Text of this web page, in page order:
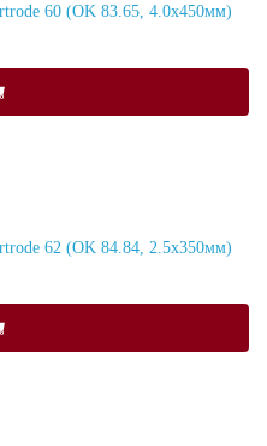
60 (OK 83.65, 4.0x450мм)
62 (OK 84.84, 2.5x350мм)